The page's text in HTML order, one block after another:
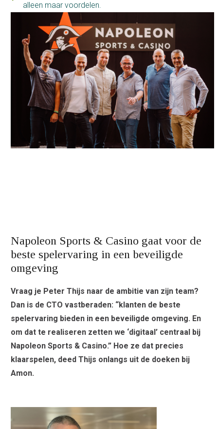
alleen maar voordelen.
Napoleon Sports & Casino gaat voor de
beste spelervaring in een beveiligde
omgeving
Vraag je Peter Thijs naar de ambitie van zijn team?
Dan is de CTO vastberaden: “klanten de beste
spelervaring bieden in een beveiligde omgeving. En
om dat te realiseren zetten we ‘digitaal’ centraal bij
Napoleon Sports & Casino.” Hoe ze dat precies
klaarspelen, deed Thijs onlangs uit de doeken bij
Amon.